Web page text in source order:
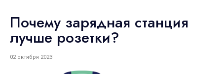
Почему зарядная станция
лучше розетки?
02 октября 2023